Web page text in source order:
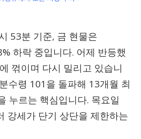
53분 기준, 금 현물은
하락 중입니다. 어제 반등했
꺾이며 다시 밀리고 있습니
수령 101을 돌파해 13개월 최
누르는 핵심입니다. 목요일
강세가 단기 상단을 제한하는